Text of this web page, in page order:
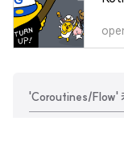
'Coroutines/Flow'